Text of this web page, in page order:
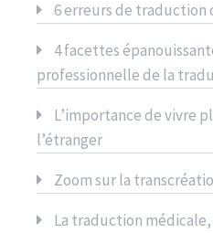
6 erreurs de traduction
4 facettes
professionnelle de la
L’importance de vivre
l’étranger
Zoom sur la
La traduction